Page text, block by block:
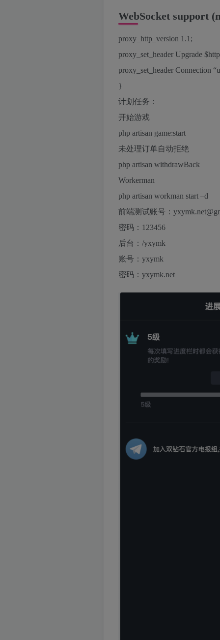
WebSocket support
proxy_http_version 1.1;
proxy_set_header Upgrade
proxy_set_header Connection
}
计划任务：
开始游戏
php artisan game:start
未处理订单自动拒绝
php artisan withdrawBack
Workerman
php artisan workman start –d
前端测试账号：
密码：123456
后台：/yxymk
账号：yxymk
密码：yxymk.net